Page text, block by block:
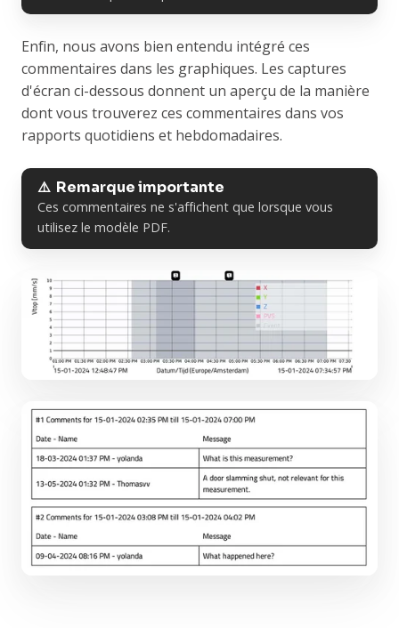
Enfin, nous avons bien entendu intégré ces
commentaires dans les graphiques. Les captures
d'écran ci-dessous donnent un aperçu de la manière
dont vous trouverez ces commentaires dans vos
rapports quotidiens et hebdomadaires.
⚠️ Remarque importante
Ces commentaires ne s'affichent que lorsque vous
utilisez le modèle PDF.